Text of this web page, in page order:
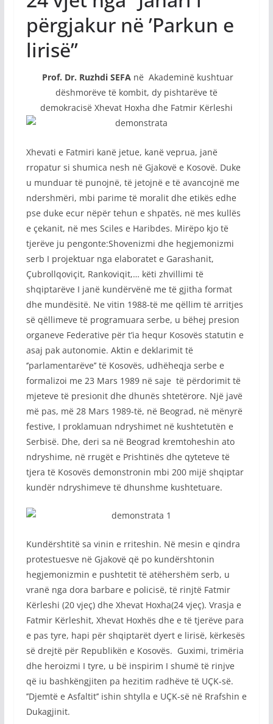
përgjakur në ’Parkun e
lirisë’’
Prof. Dr. RuzhdiSEFA në Akademinë kushtuar
dëshmorëve të kombit, dy pishtarëve të
demokracisë Xhevat Hoxha dhe Fatmir Kërleshi
Xhevati e Fatmiri kanë jetue, kanë veprua, janë
rropatur si shumica nesh në Gjakovë e Kosovë. Duke
u munduar të punojnë, të jetojnë e të avancojnë me
ndershmëri, mbi parime të moralit dhe etikës edhe
pse duke ecur nëpër tehun e shpatës, në mes kullës
e çekanit, në mes Sciles e Haribdes. Mirëpo kjo të
tjerëve ju pengonte:Shovenizmi dhe hegjemonizmi
serb I projektuar nga elaboratet e Garashanit,
Çubrollqoviçit, Rankoviqit,… këti zhvillimi të
shqiptarëve I janë kundërvënë me të gjitha format
dhe mundësitë. Ne vitin 1988-të me qëllim të arritjes
së qëllimeve të programuara serbe, u bëhej presion
organeve Federative për t’ia hequr Kosovës statutin e
asaj pak autonomie. Aktin e deklarimit të
‘’parlamentarëve’’ të Kosovës, udhëheqja serbe e
formalizoi me 23 Mars 1989 në saje të përdorimit të
mjeteve të presionit dhe dhunës shtetërore. Një javë
më pas, më 28 Mars 1989-të, në Beograd, në mënyrë
festive, I proklamuan ndryshimet në kushtetutën e
Serbisë. Dhe, deri sa në Beograd kremtoheshin ato
ndryshime, në rrugët e Prishtinës dhe qyteteve të
tjera të Kosovës demonstronin mbi 200 mijë shqiptar
kundër ndryshimeve të dhunshme kushtetuare.
Kundërshtitë sa vinin e rriteshin. Në mesin e qindra
protestuesve në Gjakovë që po kundërshtonin
hegjemonizmin e pushtetit të atëhershëm serb, u
vranë nga dora barbare e policisë, të rinjtë Fatmir
Kërleshi (20 vjeç) dhe Xhevat Hoxha(24 vjeç). Vrasja e
Fatmir Kërleshit, Xhevat Hoxhës dhe e të tjerëve para
e pas tyre, hapi për shqiptarët dyert e lirisë, kërkesës
së drejtë për Republikën e Kosovës. Guximi, trimëria
dhe heroizmi I tyre, u bë inspirim I shumë të rinjve
që iu bashkëngjiten pa hezitim radhëve të UÇK-së.
’’Djemtë e Asfaltit’’ ishin shtylla e UÇK-së në Rrafshin e
Dukagjinit.